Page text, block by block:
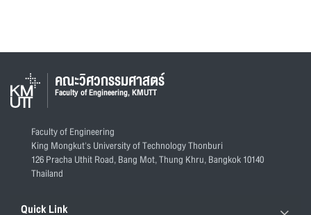
คณะวิศวกรรมศาสตร์
Faculty of Engineering, KMUTT
Faculty of Engineering
King Mongkut's University of Technology Thonburi
126 Pracha Uthit Road, Bang Mot, Thung Khru, Bangkok 10140
Thailand
Quick Link